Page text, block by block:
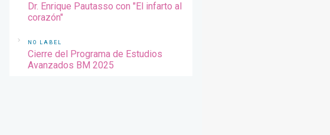
Dr. Enrique Pautasso con "El infarto al
corazón"
NO LABEL
Cierre del Programa de Estudios
Avanzados BM 2025